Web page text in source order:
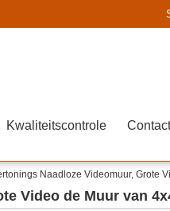
Kwaliteitscontrole
Naadloze Videomuur, Grote
Video de Muur van